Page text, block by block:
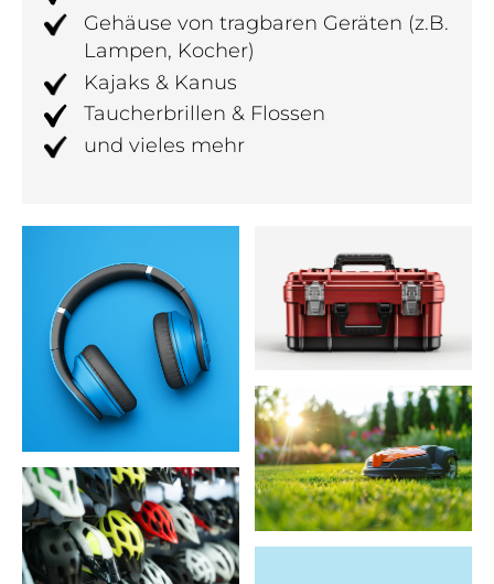
Gehäuse von tragbaren Geräten (z.B.
Lampen, Kocher)
Kajaks & Kanus
Taucherbrillen & Flossen
und vieles mehr